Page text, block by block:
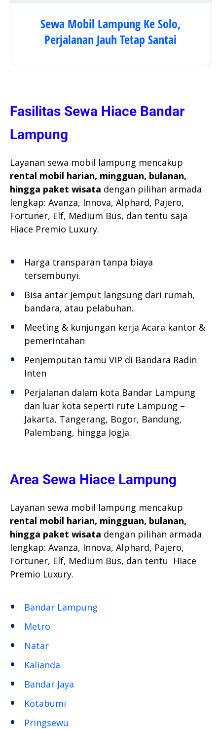
Sewa Mobil Lampung Ke Solo,
Perjalanan Jauh Tetap Santai
Fasilitas Sewa Hiace Bandar
Lampung
Layanan sewa mobil lampung mencakup
rental mobil harian, mingguan, bulanan,
hingga paket wisata dengan pilihan armada
lengkap: Avanza, Innova, Alphard, Pajero,
Fortuner, Elf, Medium Bus, dan tentu saja
Hiace Premio Luxury.
Harga transparan tanpa biaya
tersembunyi.
Bisa antar jemput langsung dari rumah,
bandara, atau pelabuhan.
Meeting & kunjungan kerja Acara kantor &
pemerintahan
Penjemputan tamu VIP di Bandara Radin
Inten
Perjalanan dalam kota Bandar Lampung
dan luar kota seperti rute Lampung –
Jakarta, Tangerang, Bogor, Bandung,
Palembang, hingga Jogja.
Area Sewa Hiace Lampung
Layanan sewa mobil lampung mencakup
rental mobil harian, mingguan, bulanan,
hingga paket wisata dengan pilihan armada
lengkap: Avanza, Innova, Alphard, Pajero,
Fortuner, Elf, Medium Bus, dan tentu Hiace
Premio Luxury.
Bandar Lampung
Metro
Natar
Kalianda
Bandar Jaya
Kotabumi
Pringsewu